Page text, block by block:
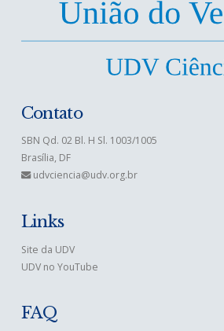
Contato
SBN Qd. 02 Bl. H Sl. 1003/1005
Brasília, DF
udvciencia@udv.org.br
Links
Site da UDV
UDV no YouTube
FAQ